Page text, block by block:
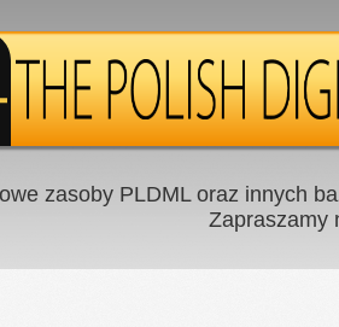
zasoby PLDML oraz innych
Zapraszamy